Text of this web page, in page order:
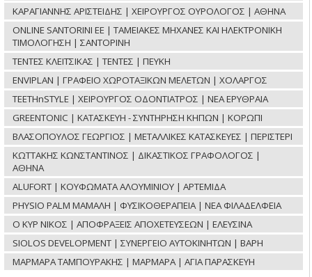
ΚΑΡΑΓΙΑΝΝΗΣ ΑΡΙΣΤΕΙΔΗΣ | ΧΕΙΡΟΥΡΓΟΣ ΟΥΡΟΛΟΓΟΣ | ΑΘΗΝΑ
ONLINE SANTORINI ΕΕ | ΤΑΜΕΙΑΚΕΣ ΜΗΧΑΝΕΣ ΚΑΙ ΗΛΕΚΤΡΟΝΙΚΗ
ΤΙΜΟΛΟΓΗΣΗ | ΣΑΝΤΟΡΙΝΗ
ΤΕΝΤΕΣ ΚΛΕΙΤΣΙΚΑΣ | ΤΕΝΤΕΣ | ΠΕΥΚΗ
ENVIPLAN | ΓΡΑΦΕΙΟ ΧΩΡΟΤΑΞΙΚΩΝ ΜΕΛΕΤΩΝ | ΧΟΛΑΡΓΟΣ
TEETHnSTYLE | ΧΕΙΡΟΥΡΓΟΣ ΟΔΟΝΤΙΑΤΡΟΣ | ΝΕΑ ΕΡΥΘΡΑΙΑ
GREENTONIC | ΚΑΤΑΣΚΕΥΗ - ΣΥΝΤΗΡΗΣΗ ΚΗΠΩΝ | ΚΟΡΩΠΙ
ΒΛΑΣΟΠΟΥΛΟΣ ΓΕΩΡΓΙΟΣ | ΜΕΤΑΛΛΙΚΕΣ ΚΑΤΑΣΚΕΥΕΣ | ΠΕΡΙΣΤΕΡΙ
ΚΩΤΤΑΚΗΣ ΚΩΝΣΤΑΝΤΙΝΟΣ | ΔΙΚΑΣΤΙΚΟΣ ΓΡΑΦΟΛΟΓΟΣ |
ΑΘΗΝΑ
ALUFORT | ΚΟΥΦΩΜΑΤΑ ΑΛΟΥΜΙΝΙΟΥ | ΑΡΤΕΜΙΔΑ
PHYSIO PALM ΜΑΜΑΛΗ | ΦΥΣΙΚΟΘΕΡΑΠΕΙΑ | ΝΕΑ ΦΙΛΑΔΕΛΦΕΙΑ
Ο ΚΥΡ ΝΙΚΟΣ | ΑΠΟΦΡΑΞΕΙΣ ΑΠΟΧΕΤΕΥΣΕΩΝ | ΕΛΕΥΣΙΝΑ
SIOLOS DEVELOPMENT | ΣΥΝΕΡΓΕΙΟ ΑΥΤΟΚΙΝΗΤΩΝ | ΒΑΡΗ
ΜΑΡΜΑΡΑ ΤΑΜΠΟΥΡΑΚΗΣ | ΜΑΡΜΑΡΑ | ΑΓΙΑ ΠΑΡΑΣΚΕΥΗ